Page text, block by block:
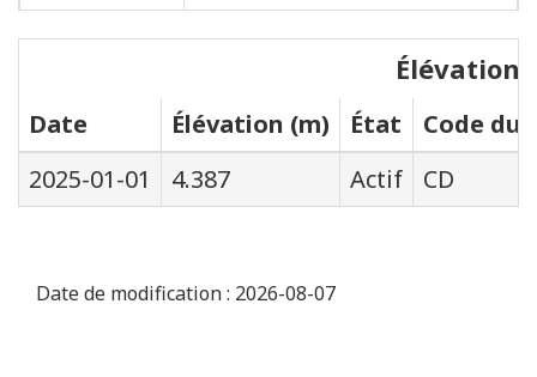
Élévations
Date Élévation (m) État
Code du
2025-01-01
4.387 Actif CD
Date de modification : 2026-08-07